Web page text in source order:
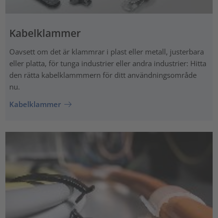
Kabelklammer
Oavsett om det är klammrar i plast eller metall, justerbara
eller platta, för tunga industrier eller andra industrier: Hitta
den rätta kabelklammmern för ditt användningsområde
nu.
Kabelklammer